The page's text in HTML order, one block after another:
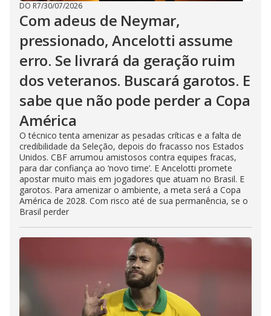
DO R7/30/07/2026
Com adeus de Neymar,
pressionado, Ancelotti assume
erro. Se livrará da geração ruim
dos veteranos. Buscará garotos. E
sabe que não pode perder a Copa
América
O técnico tenta amenizar as pesadas críticas e a falta de
credibilidade da Seleção, depois do fracasso nos Estados
Unidos. CBF arrumou amistosos contra equipes fracas,
para dar confiança ao ‘novo time’. E Ancelotti promete
apostar muito mais em jogadores que atuam no Brasil. E
garotos. Para amenizar o ambiente, a meta será a Copa
América de 2028. Com risco até de sua permanência, se o
Brasil perder